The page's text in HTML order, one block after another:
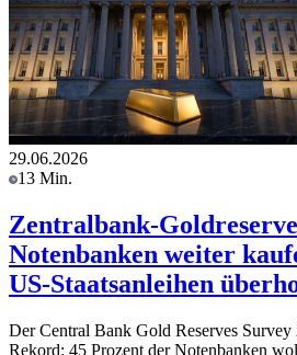
29.06.2026
13 Min.
Zentralbank-
Notenbanken weiter
US-Staatsanleihen
Der Central Bank Gold Reserves Survey
Rekord: 45 Prozent der Notenbanken